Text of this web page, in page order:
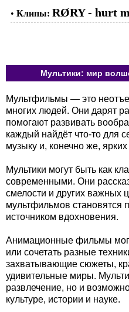
• Клипы: RØRY - hurt
Мультики: мир
Мультфильмы — это
многих людей. Они дарят
помогают развивать
каждый найдёт что-то для
музыку и, конечно же,
Мультики могут быть как
современными. Они
смелости и других важных
мультфильмов становятся
источником вдохновения.
Анимационные фильмы
или сочетать разные
захватывающие сюжеты,
удивительные миры.
развлечение, но и
культуре, истории и науке.